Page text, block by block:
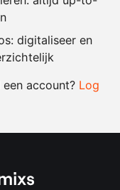
digitaliseer en
een account? Log